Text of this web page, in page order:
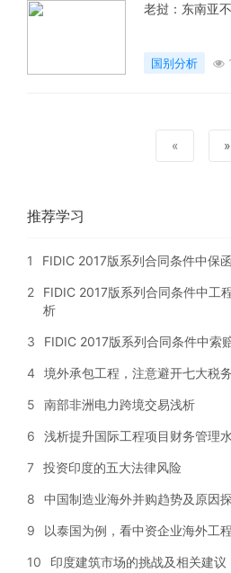
老挝：东南亚
国别分析
« »
推荐学习
1 FIDIC 2017版系列合同条件中保
2
FIDIC 2017版系列合同条件中工
析
3 FIDIC 2017版系列合同条件中索
4 境外承包工程，注意避开七大税
5 南部非洲电力跨境交易浅析
6 浅析提升国际工程项目财务管理
7 投资印度的五大法律风险
8 中国制造业海外并购趋势及原因
9 以泰国为例，看中资企业海外工
10 印度建筑市场的挑战及相关建议